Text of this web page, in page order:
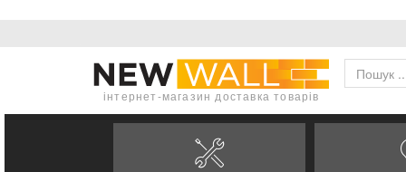
інтернет-магазин доставка товарів